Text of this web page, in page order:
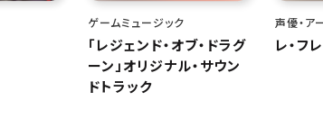
ゲームミュージック
「レジェンド・オブ・ドラグ
ーン」オリジナル・サウン
ドトラック
声優・ア
レ・フ